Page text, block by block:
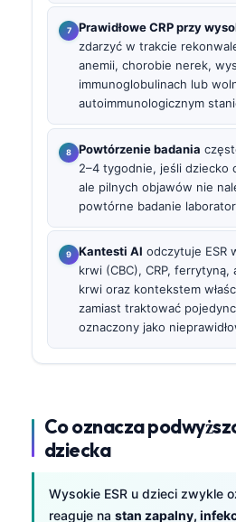
Prawidłowe CRP przy
zdarzyć w trakcie
anemii, chorobie nerek,
immunoglobulinach lub
autoimmunologicznym
Powtórzenie badania
2–4 tygodnie, jeśli dziecko
ale pilnych objawów nie
powtórne badanie
Kantesti AI odczytuje ESR
krwi (CBC), CRP, ferrytyną,
krwi oraz kontekstem
zamiast traktować
oznaczony jako
Co oznacza
dziecka
Wysokie ESR u dzieci zwykle
reaguje na stan zapalny,